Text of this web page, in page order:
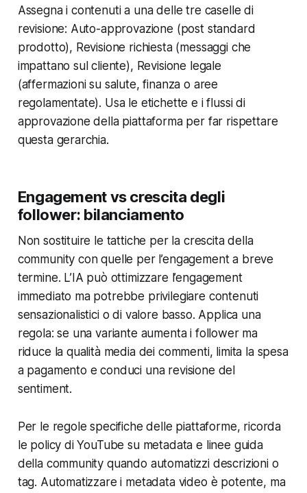
Assegna i contenuti a una delle tre caselle di
revisione: Auto-approvazione (post standard
prodotto), Revisione richiesta (messaggi che
impattano sul cliente), Revisione legale
(affermazioni su salute, finanza o aree
regolamentate). Usa le etichette e i flussi di
approvazione della piattaforma per far rispettare
questa gerarchia.
Engagement vs crescita degli
follower: bilanciamento
Non sostituire le tattiche per la crescita della
community con quelle per l’engagement a breve
termine. L’IA può ottimizzare l’engagement
immediato ma potrebbe privilegiare contenuti
sensazionalistici o di valore basso. Applica una
regola: se una variante aumenta i follower ma
riduce la qualità media dei commenti, limita la spesa
a pagamento e conduci una revisione del
sentiment.
Per le regole specifiche delle piattaforme, ricorda
le policy di YouTube su metadata e linee guida
della community quando automatizzi descrizioni o
tag. Automatizzare i metadata video è potente, ma